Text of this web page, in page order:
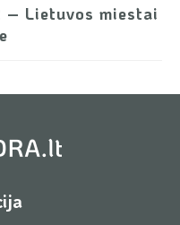
– Lietuvos miestai